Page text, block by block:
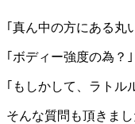
｢真ん中の方にある丸
｢ボディー強度の為？｣
｢もしかして、ラトル
そんな質問も頂きまし